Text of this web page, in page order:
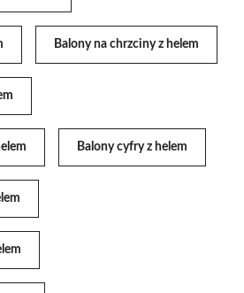
Balony na chrzciny z helem
Balony cyfry z helem